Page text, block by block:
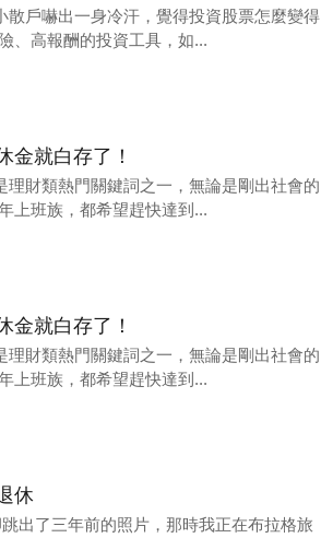
戶嚇出一身冷汗，覺得投資股票怎麼變得
、高報酬的投資工具，如...
金就白存了！
財類熱門關鍵詞之一，無論是剛出社會的
上班族，都希望趕快達到...
金就白存了！
財類熱門關鍵詞之一，無論是剛出社會的
上班族，都希望趕快達到...
休
出了三年前的照片，那時我正在布拉格旅